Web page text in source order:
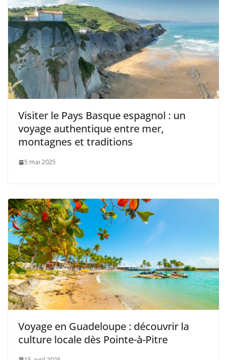
Visiter le Pays Basque espagnol : un
voyage authentique entre mer,
montagnes et traditions
5 mai 2025
Voyage en Guadeloupe : découvrir la
culture locale dès Pointe-à-Pitre